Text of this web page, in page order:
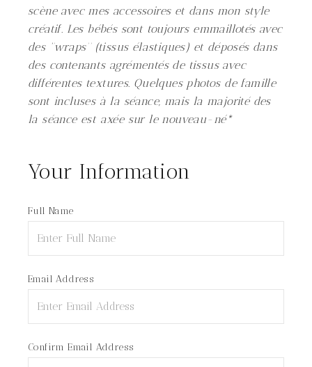
scène avec mes accessoires et dans mon style
créatif. Les bébés sont toujours emmaillotés avec
des ‘’wraps’’ (tissus élastiques) et déposés dans
des contenants agrémentés de tissus avec
différentes textures. Quelques photos de famille
sont incluses à la séance, mais la majorité des
la séance est axée sur le nouveau-né*
Your Information
Full Name
Email Address
Confirm Email Address